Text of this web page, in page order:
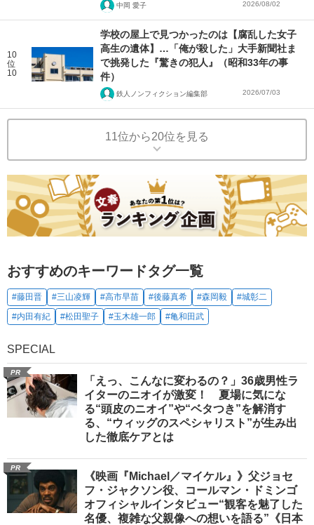
中岡 愛子 2026/08/02
10
位
10
学校の屋上で見つかったのは【腐乱した女子
高生の遺体】…「俺が殺した」大手新聞社ま
で挑発した『驚きの犯人』（昭和33年の事
件）
鉄人ノンフィクション編集部 2026/07/03
11位から20位を見る
おすすめのキーワードタグ一覧
#藤田晋 #三山凌輝 #高市早苗 #後藤真希 #森岡毅
#城彰二
#内田有紀
#松田聖子 #玉木雄一郎 #亀和田武
SPECIAL
PR
「えっ、こんなに変わるの？」36歳男性ラ
イターのニオイが激変！ 夏場に気にな
る“頭皮のニオイ”や“ベタつき”を解消す
る、“ウィッグのスペシャリスト”が生み出
した徹底ケアとは
PR
《映画『Michael／マイケル』》父ジョセ
フ・ジャクソン役、コールマン・ドミンゴ
オフィシャルインタビュー“観客を魅了した
名優、複雑な父親像への想いを語る”《日本